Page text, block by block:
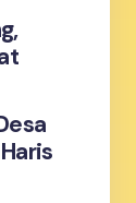
for the